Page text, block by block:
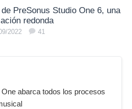
PreSonus Studio One 6, una
redonda
2022 41
One abarca todos los procesos